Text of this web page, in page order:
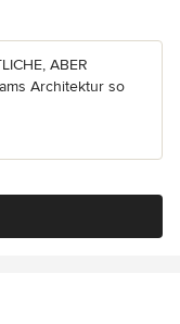
ABER
Architektur so